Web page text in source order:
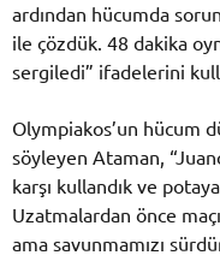
ardından hücumda
ile çözdük. 48 dakika
sergiledi” ifadelerini
Olympiakos’un hücum
söyleyen Ataman,
karşı kullandık ve
Uzatmalardan önce
ama savunmamızı